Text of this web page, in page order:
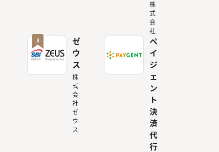
株
式
会
社
3
ゼ
ウ
ス
株
式
会
社
ゼ
ウ
ス
ペ
イ
ジ
ェ
ン
ト
決
済
代
行